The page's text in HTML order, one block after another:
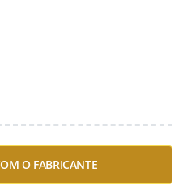
O FABRICANTE
produto
desenho
cobertura em nylon e